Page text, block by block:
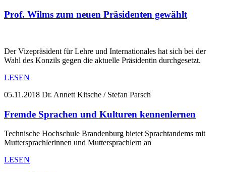
Prof. Wilms zum neuen Präsidenten gewählt
Der Vizepräsident für Lehre und Internationales hat sich bei der
Wahl des Konzils gegen die aktuelle Präsidentin durchgesetzt.
LESEN
05.11.2018 Dr. Annett Kitsche / Stefan Parsch
Fremde Sprachen und Kulturen kennenlernen
Technische Hochschule Brandenburg bietet Sprachtandems mit
Muttersprachlerinnen und Muttersprachlern an
LESEN